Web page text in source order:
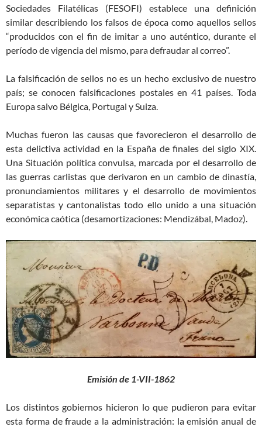
Sociedades Filatélicas (FESOFI) establece una definición
similar describiendo los falsos de época como aquellos sellos
“producidos con el fin de imitar a uno auténtico, durante el
período de vigencia del mismo, para defraudar al correo”.
La falsificación de sellos no es un hecho exclusivo de nuestro
país; se conocen falsificaciones postales en 41 países. Toda
Europa salvo Bélgica, Portugal y Suiza.
Muchas fueron las causas que favorecieron el desarrollo de
esta delictiva actividad en la España de finales del siglo XIX.
Una Situación política convulsa, marcada por el desarrollo de
las guerras carlistas que derivaron en un cambio de dinastía,
pronunciamientos militares y el desarrollo de movimientos
separatistas y cantonalistas todo ello unido a una situación
económica caótica (desamortizaciones: Mendizábal, Madoz).
Emisión de 1-VII-1862
Los distintos gobiernos hicieron lo que pudieron para evitar
esta forma de fraude a la administración: la emisión anual de